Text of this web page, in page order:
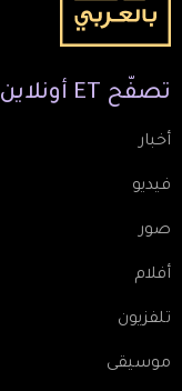
تصفّح ET أونلاين
أخبار
فيديو
صور
أفلام
تلفزيون
موسيقى